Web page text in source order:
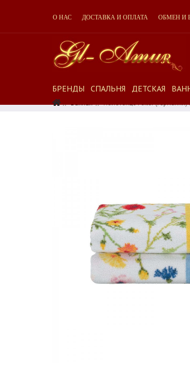
О НАС ДОСТАВКА И ОПЛАТА ОБМЕН И
БРЕНДЫ СПАЛЬНЯ ДЕТСКАЯ
Ванная Полотенце Feiler (Германия)